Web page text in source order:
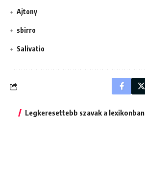
Ajtony
sbirro
Salivatio
Legkeresettebb szavak a lexikonban